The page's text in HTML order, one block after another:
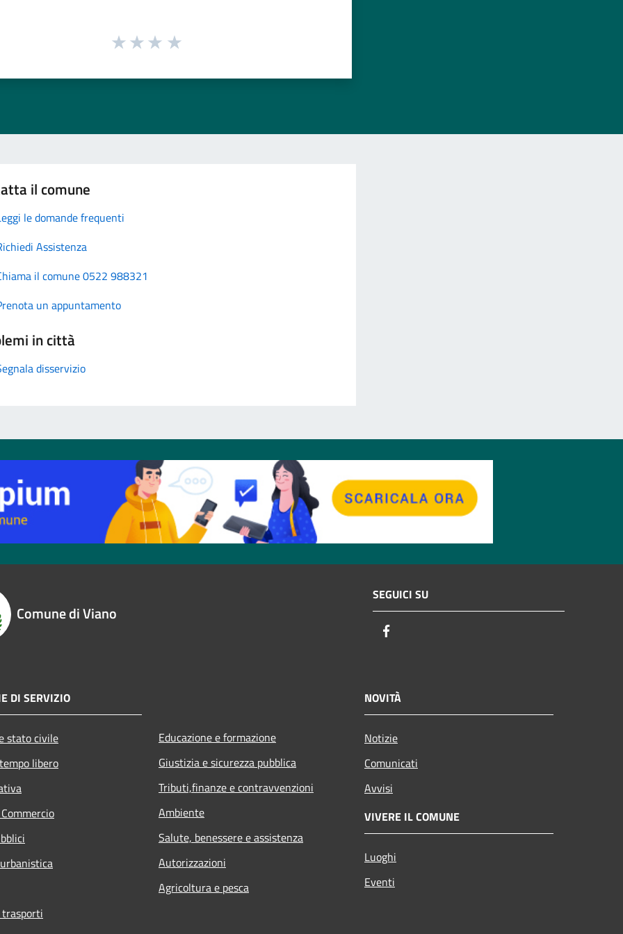
il comune
le domande frequenti
Assistenza
il comune 0522 988321
un appuntamento
in città
disservizio
Comune di Viano
SEGUICI SU
DI SERVIZIO
stato civile
libero
Educazione e formazione
Giustizia e sicurezza pubblica
Tributi,finanze e contravvenzioni
Ambiente
Salute, benessere e assistenza
Autorizzazioni
Agricoltura e pesca
NOVITÀ
Notizie
Comunicati
Avvisi
VIVERE IL COMUNE
Luoghi
Eventi